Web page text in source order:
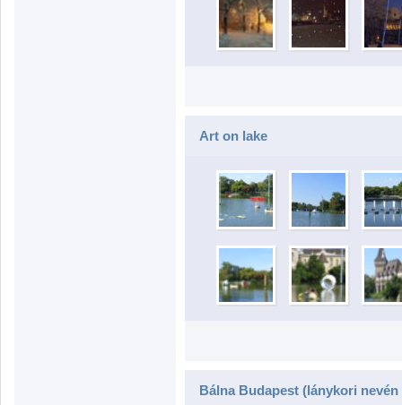
Art on lake
Bálna Budapest (lánykori nevén